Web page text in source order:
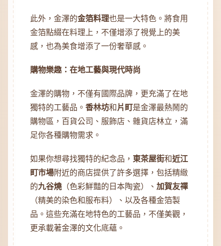
此外，金澤的金箔料理也是一大特色。將食用
金箔點綴在料理上，不僅增添了視覺上的美
感，也為美食增添了一份奢華感。
購物樂趣：在地工藝與現代時尚
金澤的購物，不僅有國際品牌，更充滿了在地
獨特的工藝品。 香林坊和片町是金澤最熱鬧的
購物區，百貨公司、服飾店、雜貨店林立，滿
足你各種購物需求。
如果你想尋找獨特的紀念品， 東茶屋街和近江
町市場附近的商店提供了許多選擇，包括精緻
的九谷燒 （色彩鮮豔的日本陶瓷）、 加賀友禪
（精美的染色和服布料）、以及各種金箔製
品。這些充滿在地特色的工藝品，不僅美觀，
更承載著金澤的文化底蘊。